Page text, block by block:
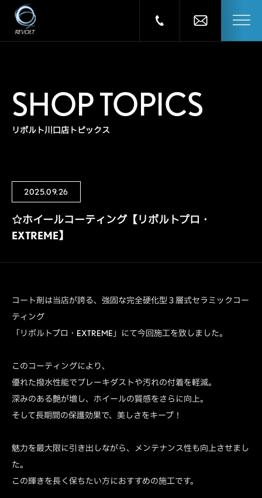
SHOP TOPICS
リボルト川口店トピックス
2025.09.26
☆ホイールコーティング【リボルトプロ・
EXTREME】
コート剤は当店が誇る、強固な完全硬化型３層式セラミックコー
ティング
「リボルトプロ・EXTREME」にて今回施工を致しました。
このコーティングにより、
優れた撥水性能でブレーキダストや汚れの付着を軽減。
深みのある艶が増し、ホイールの質感をさらに向上。
そして長期間の保護効果で、美しさをキープ！
魅力を最大限に引き出しながら、メンテナンス性も向上させまし
た。
この輝きを長く保ちたい方におすすめの施工です。